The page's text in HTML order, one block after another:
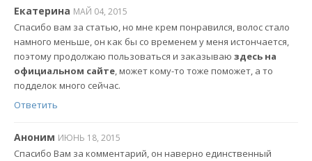
Екатерина МАЙ 04, 2015
Спасибо вам за статью, но мне крем понравился, волос стало
намного меньше, он как бы со временем у меня истончается,
поэтому продолжаю пользоваться и заказываю здесь на
официальном сайте, может кому-то тоже поможет, а то
подделок много сейчас.
Ответить
Аноним ИЮНЬ 18, 2015
Спасибо Вам за комментарий, он наверно единственный